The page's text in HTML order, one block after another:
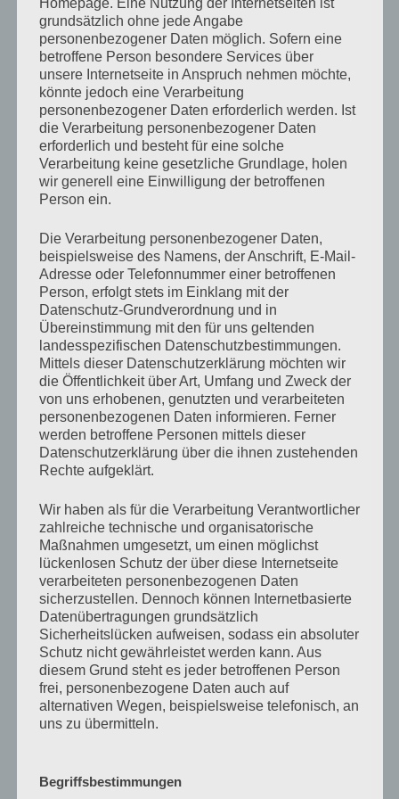
Speicherung der Daten auf der Webseite findet nicht
statt.
Cookies
Wenn du einen Kommentar auf unserer Website
schreibst, kann das eine Einwilligung sein, deinen
Namen, E-Mail-Adresse und Website in Cookies zu
speichern. Dies ist eine Komfortfunktion, damit du
nicht, wenn du einen weiteren Kommentar schreibst,
all diese Daten erneut eingeben musst. Diese Cookies
werden ein Jahr lang gespeichert.
Falls du ein Konto hast und dich auf dieser Website
anmeldest, werden wir ein temporäres Cookie setzen,
um festzustellen, ob dein Browser Cookies akzeptiert.
Dieses Cookie enthält keine personenbezogenen
Daten und wird verworfen, wenn du deinen Browser
schließt.
Wenn du dich anmeldest, werden wir einige Cookies
einrichten, um deine Anmeldeinformationen und
Anzeigeoptionen zu speichern. Anmelde-Cookies
verfallen nach zwei Tagen und Cookies für die
Anzeigeoptionen nach einem Jahr. Falls du bei der
Anmeldung „Angemeldet bleiben“ auswählst, wird
deine Anmeldung zwei Wochen lang aufrechterhalten.
Mit der Abmeldung aus deinem Konto werden die
Anmelde-Cookies gelöscht.
Wenn du einen Artikel bearbeitest oder
veröffentlichst, wird ein zusätzlicher Cookie in deinem
Browser gespeichert. Dieser Cookie enthält keine
hast. Der Cookie verfällt nach einem Tag.
grundsätzlich ohne jede Angabe
personenbezogener Daten möglich. Sofern eine
betroffene Person besondere Services über
unsere Internetseite in Anspruch nehmen möchte,
könnte jedoch eine Verarbeitung
personenbezogener Daten erforderlich werden. Ist
die Verarbeitung personenbezogener Daten
erforderlich und besteht für eine solche
Verarbeitung keine gesetzliche Grundlage, holen
wir generell eine Einwilligung der betroffenen
Person ein.
Die Verarbeitung personenbezogener Daten,
beispielsweise des Namens, der Anschrift, E-Mail-
Adresse oder Telefonnummer einer betroffenen
Person, erfolgt stets im Einklang mit der
Datenschutz-Grundverordnung und in
Übereinstimmung mit den für uns geltenden
landesspezifischen Datenschutzbestimmungen.
Mittels dieser Datenschutzerklärung möchten wir
die Öffentlichkeit über Art, Umfang und Zweck der
von uns erhobenen, genutzten und verarbeiteten
personenbezogenen Daten informieren. Ferner
werden betroffene Personen mittels dieser
Datenschutzerklärung über die ihnen zustehenden
Rechte aufgeklärt.
Wir haben als für die Verarbeitung Verantwortlicher
zahlreiche technische und organisatorische
Maßnahmen umgesetzt, um einen möglichst
lückenlosen Schutz der über diese Internetseite
verarbeiteten personenbezogenen Daten
sicherzustellen. Dennoch können Internetbasierte
Datenübertragungen grundsätzlich
Sicherheitslücken aufweisen, sodass ein absoluter
Schutz nicht gewährleistet werden kann. Aus
diesem Grund steht es jeder betroffenen Person
frei, personenbezogene Daten auch auf
alternativen Wegen, beispielsweise telefonisch, an
uns zu übermitteln.
Begriffsbestimmungen